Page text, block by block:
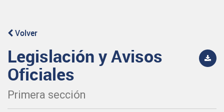
Volver
Legislación y Avisos
Oficiales
Primera sección